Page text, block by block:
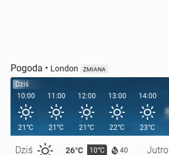
Pogoda • London ZMIANA
Dziś
10:00
21°C
Dziś 26°C 10°C 40 Jutro
11:00
21°C
12:00
21°C
13:00
22°C
14:00
23°C